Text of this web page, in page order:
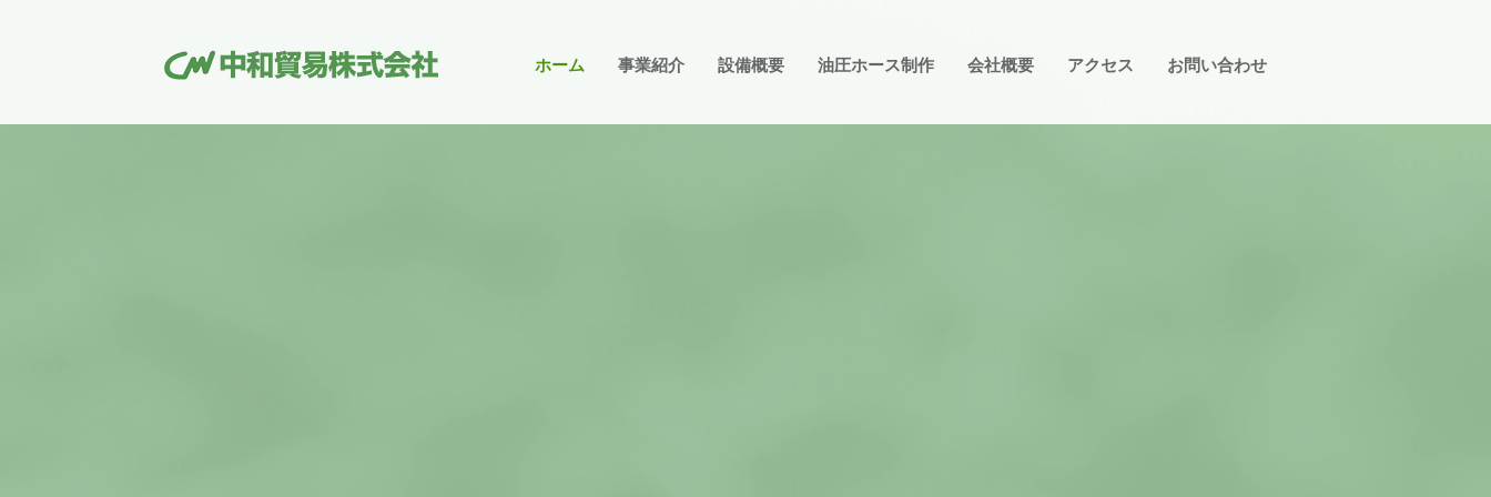
ホーム 事業紹介 設備概要 油圧ホース制作 会社概要 アクセス お問い合わせ